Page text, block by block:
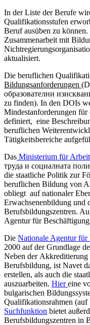
In der Liste der Berufe
Qualifikationsstufen
Beruf ausüben zu
Zusammenarbeit mit
aktualisiert.
Die beruflichen
Bildungsanforderungen
образователни
zu finden). In den DOIs
Mindestanforderungen
definiert, eine
beruflichen
Tätigkeitsbereiche
Das Ministerium für
труда и социалната
die staatliche Politik zur
beruflichen Bildung von
obliegt auf nationaler
Erwachsenenbildung und
Berufsbildungszentren.
Agentur für
Die Nationale Agentur
2000 auf der Grundlage
Neben der Akkreditierung
Berufsbildung, ist Navet
erstellen, als auch die
auszuarbeiten. Hiereine
bulgarischen
Qualifikationsrahmen (auf
Suchfunktion bietet
Berufsbildungszentren in